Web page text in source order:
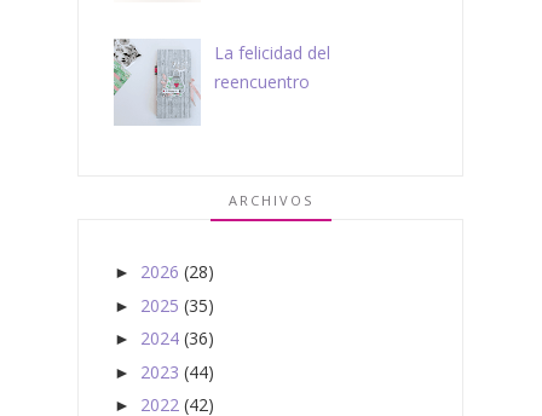
La felicidad del
reencuentro
ARCHIVOS
► 2026 (28)
► 2025 (35)
► 2024 (36)
► 2023 (44)
► 2022 (42)